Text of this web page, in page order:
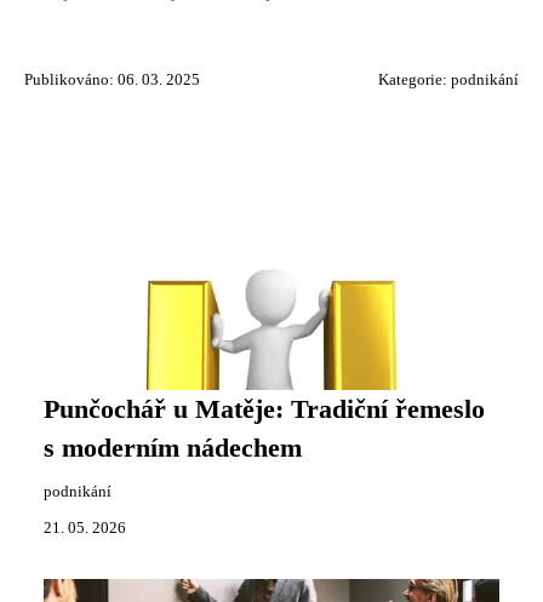
Publikováno: 06. 03. 2025 Kategorie: podnikání
Punčochář u Matěje: Tradiční řemeslo
s moderním nádechem
podnikání
21. 05. 2026